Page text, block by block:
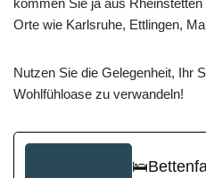
kommen Sie ja aus
Orte wie Karlsruhe, Ettlingen,
Nutzen Sie die Gelegenheit, Ihr
Wohlfühloase zu verwandeln!